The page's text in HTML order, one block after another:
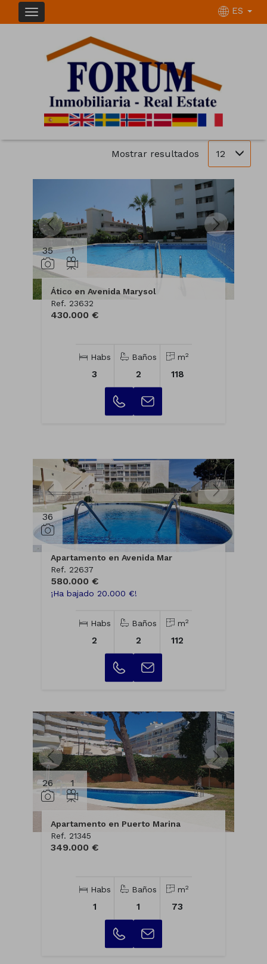
ES
INMUEBLES EN VENTA DE FORUM
INMOBILIARIA
Filtrar Ordenar
41 inmuebles en total
Mostrar resultados 12
35 1
Ático en Avenida Marysol
Ref. 23632
430.000 €
Habs
3
Baños
2
m2
118
36
Apartamento en Avenida Mar
Ref. 22637
580.000 €
¡Ha bajado 20.000 €!
Habs
2
Baños
2
m2
112
26 1
Apartamento en Puerto Marina
Ref. 21345
349.000 €
Habs
1
Baños
1
m2
73